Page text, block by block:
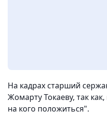
На кадрах старший
Жомарту Токаеву, так
на кого положиться".